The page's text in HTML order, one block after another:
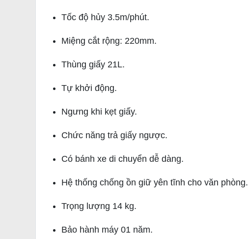
Tốc độ hủy 3.5m/phút.
Miệng cắt rộng: 220mm.
Thùng giấy 21L.
Tự khởi động.
Ngưng khi kẹt giấy.
Chức năng trả giấy ngược.
Có bánh xe di chuyển dễ dàng.
Hệ thống chống ồn giữ yên tĩnh cho văn phòng.
Trọng lượng 14 kg.
Bảo hành máy 01 năm.